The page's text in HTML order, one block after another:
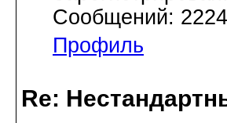
Сообщений: 2224
Профиль
Re: